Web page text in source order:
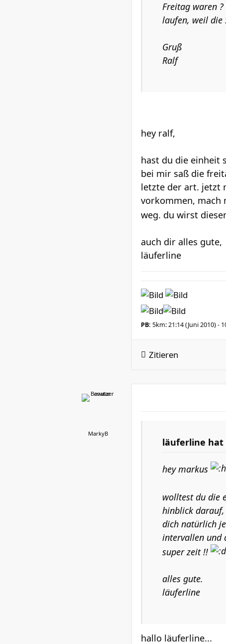
Freitag waren
laufen, weil die
Gruß
Ralf
hey ralf,
hast du die einheit
bei mir saß die
letzte der art. jetzt
vorkommen, mach
weg. du wirst
auch dir alles gute,
läuferline
PB: 5km: 21:14 (Juni 2010) -
Zitieren
MarkyB
läuferline hat
hey markus
wolltest du die
hinblick
dich natürlich
intervallen und
super zeit !!
alles gute.
läuferline
hallo läuferline...